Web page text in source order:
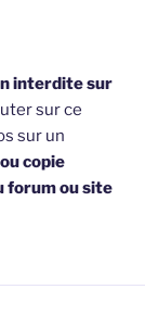
interdite sur
sur ce
sur un
copie
forum ou site